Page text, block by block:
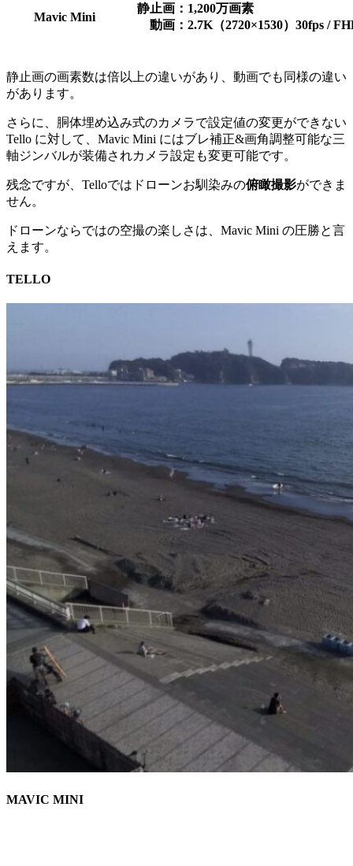
Mavic Mini
静止画：1,200万画素
動画：2.7K（2720×1530）30fps /
静止画の画素数は倍以上の違いがあり、動画でも同様の違い
があります。
さらに、胴体埋め込み式のカメラで設定値の変更ができない
Tello に対して、Mavic Mini にはブレ補正&画角調整可能な三
軸ジンバルが装備されカメラ設定も変更可能です。
残念ですが、Telloではドローンお馴染みの俯瞰撮影ができま
せん。
ドローンならではの空撮の楽しさは、Mavic Mini の圧勝と言
えます。
TELLO
MAVIC MINI